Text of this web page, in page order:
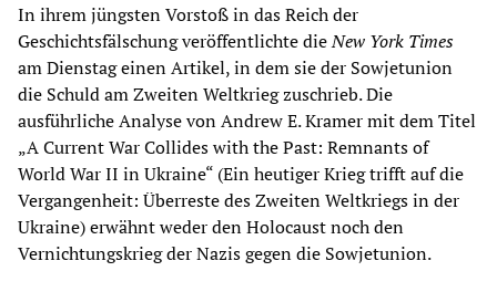
In ihrem jüngsten Vorstoß in das Reich der
Geschichtsfälschung veröffentlichte dieNew York Times
am Dienstag einen Artikel, in dem sie der Sowjetunion
die Schuld am Zweiten Weltkrieg zuschrieb. Die
ausführliche Analyse von Andrew E. Kramer mit dem Titel
„A Current War Collides with the Past: Remnants of
World War II in Ukraine“ (Ein heutiger Krieg trifft auf die
Vergangenheit: Überreste des Zweiten Weltkriegs in der
Ukraine) erwähnt weder den Holocaust noch den
Vernichtungskrieg der Nazis gegen die Sowjetunion.